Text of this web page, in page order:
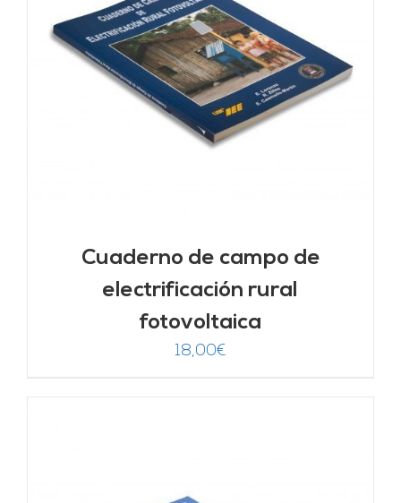
Cuaderno de campo de
electrificación rural
fotovoltaica
18,00€